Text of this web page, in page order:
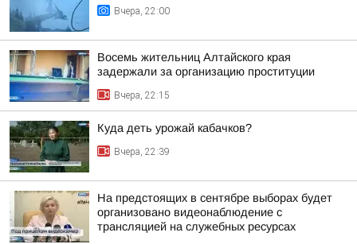
Вчера, 22:00
Восемь жительниц Алтайского края
задержали за организацию проституции
Вчера, 22:15
Куда деть урожай кабачков?
Вчера, 22:39
На предстоящих в сентябре выборах будет
организовано видеонаблюдение с
трансляцией на служебных ресурсах